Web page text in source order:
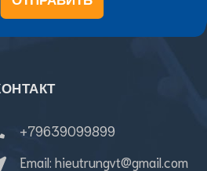
+79639099899
Email: hieutrungvt@gmail.com